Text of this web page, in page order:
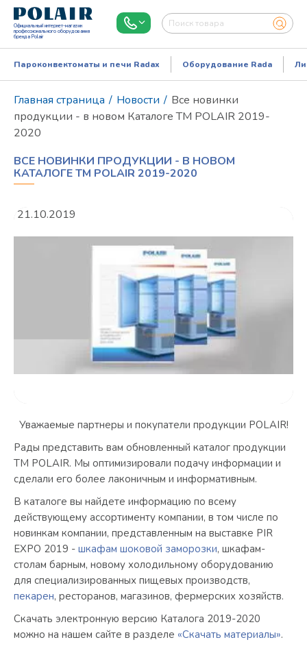
Официальный интернет-магазин
профессионального оборудования
бренда Polair
Режим работы:Пн..Пт: 9.00-18.00
Пароконвектоматы и печи Radax Оборудование Rada
Главная страница / Новости / Все новинки
продукции - в новом Каталоге ТМ POLAIR 2019-
2020
ВСЕ НОВИНКИ ПРОДУКЦИИ - В НОВОМ
КАТАЛОГЕ ТМ POLAIR 2019-2020
21.10.2019
Уважаемые партнеры и покупатели продукции POLAIR!
Рады представить вам обновленный каталог продукции
ТМ POLAIR. Мы оптимизировали подачу информации и
сделали его более лаконичным и информативным.
В каталоге вы найдете информацию по всему
действующему ассортименту компании, в том числе по
новинкам компании, представленным на выставке PIR
EXPO 2019 - шкафам шоковой заморозки, шкафам-
столам барным, новому холодильному оборудованию
для специализированных пищевых производств,
пекарен, ресторанов, магазинов, фермерских хозяйств.
Скачать электронную версию Каталога 2019-2020
можно на нашем сайте в разделе «Скачать материалы».